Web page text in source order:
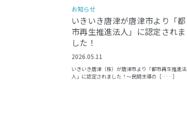
お知らせ
いきいき唐津が唐津市より「都
市再生推進法人」に認定されま
した！
2026.05.11
いきいき唐津（株）が唐津市より「都市再生推進法
人」に認定されました！〜民間主導の［……］